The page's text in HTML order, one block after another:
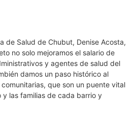
de Salud de Chubut, Denise Acosta,
no solo mejoramos el salario de
y agentes de salud del
damos un paso histórico al
que son un puente vital
y las familias de cada barrio y